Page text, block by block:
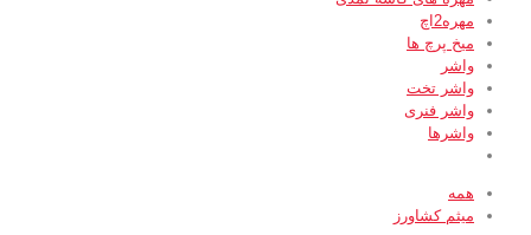
مهره2اچ
میخ پرچ ها
واشر
واشر تخت
واشر فنری
واشرها
همه
میثم کشاورز